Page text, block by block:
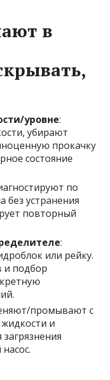
в
уровне:
убирают
прокачку
состояние
по
без устранения
повторный
:
или рейку.
и подбор
промывают с
и